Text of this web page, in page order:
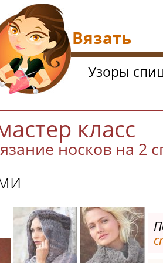
класс
носков на 2
Узоры
Вязать